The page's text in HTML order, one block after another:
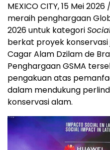
MEXICO CITY, 15 Mei
meraih penghargaan
2026 untuk kategori
berkat proyek
Cagar Alam Dzilam de
Penghargaan GSMA
pengakuan atas
dalam mendukung
konservasi alam.